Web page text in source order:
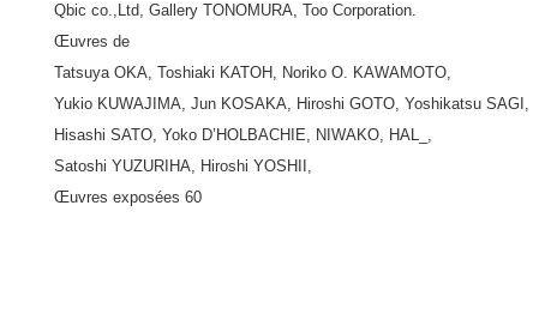
Qbic co.,Ltd, Gallery TONOMURA, Too Corporation.
Œuvres de
Tatsuya OKA, Toshiaki KATOH, Noriko O. KAWAMOTO,
Yukio KUWAJIMA, Jun KOSAKA, Hiroshi GOTO, Yoshikatsu SAGI,
Hisashi SATO, Yoko D’HOLBACHIE, NIWAKO, HAL_,
Satoshi YUZURIHA, Hiroshi YOSHII,
Œuvres exposées 60